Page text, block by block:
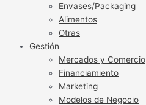
Envases/Packaging
Alimentos
Otras
Gestión
Mercados y Comercio
Financiamiento
Marketing
Modelos de Negocio